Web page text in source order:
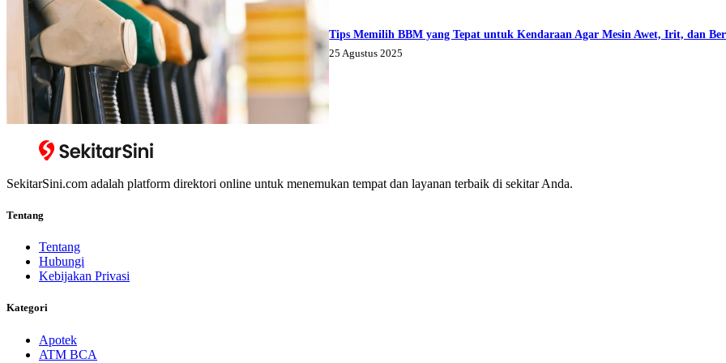
Tips Memilih BBM yang Tepat untuk Kendaraan Agar Mesin Awet, Irit, dan
25 Agustus 2025
SekitarSini.com adalah platform direktori online untuk menemukan tempat dan layanan terbaik di sekitar Anda.
Tentang
Tentang
Hubungi
Kebijakan Privasi
Kategori
Apotek
ATM BCA